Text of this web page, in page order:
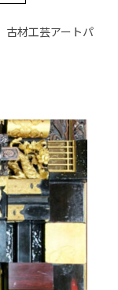
古材工芸アートパ